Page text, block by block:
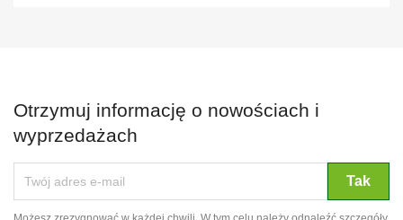
Otrzymuj informację o nowościach i
wyprzedażach